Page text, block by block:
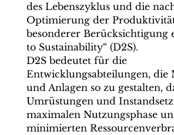
des Lebenszyklus und die
Optimierung der
besonderer Berücksichtigung
to Sustainability“ (D2S).
D2S bedeutet für die
Entwicklungsabteilungen, die
und Anlagen so zu gestalten,
Umrüstungen und
maximalen Nutzungsphase
minimierten